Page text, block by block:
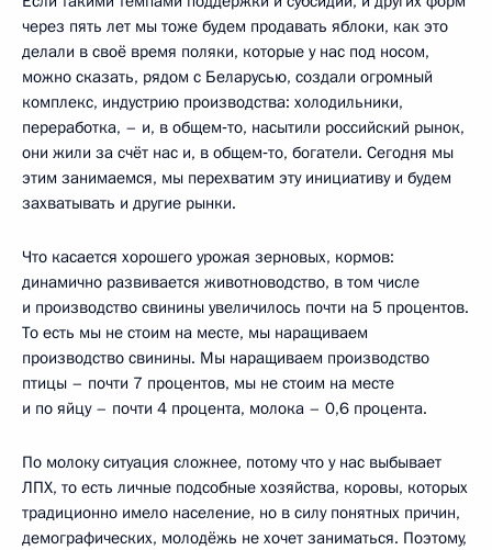
через пять лет мы тоже будем продавать яблоки, как это
делали в своё время поляки, которые у нас под носом,
можно сказать, рядом с Беларусью, создали огромный
комплекс, индустрию производства: холодильники,
переработка, – и, в общем‑то, насытили российский рынок,
они жили за счёт нас и, в общем‑то, богатели. Сегодня мы
этим занимаемся, мы перехватим эту инициативу и будем
захватывать и другие рынки.
Что касается хорошего урожая зерновых, кормов:
динамично развивается животноводство, в том числе
и производство свинины увеличилось почти на 5 процентов.
То есть мы не стоим на месте, мы наращиваем
производство свинины. Мы наращиваем производство
птицы – почти 7 процентов, мы не стоим на месте
и по яйцу – почти 4 процента, молока – 0,6 процента.
По молоку ситуация сложнее, потому что у нас выбывает
ЛПХ, то есть личные подсобные хозяйства, коровы, которых
традиционно имело население, но в силу понятных причин,
демографических, молодёжь не хочет заниматься. Поэтому,